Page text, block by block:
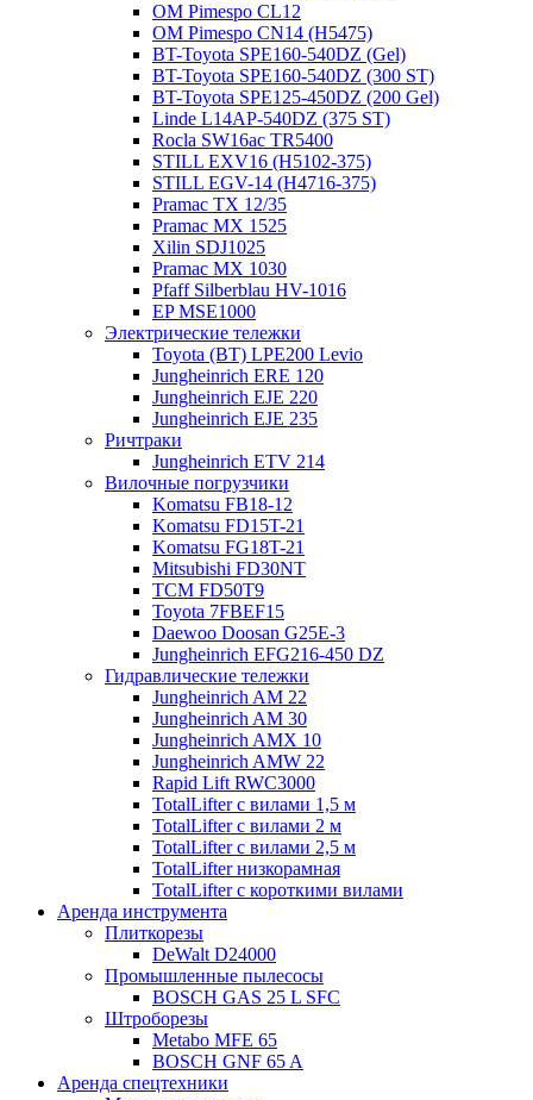
OM Pimespo CL12
OM Pimespo CN14 (Н5475)
BT-Toyota SPE160-540DZ (Gel)
BT-Toyota SPE160-540DZ (300 ST)
BT-Toyota SPE125-450DZ (200 Gel)
Linde L14AP-540DZ (375 ST)
Rocla SW16ac TR5400
STILL EXV16 (H5102-375)
STILL EGV-14 (H4716-375)
Pramac TX 12/35
Pramac MX 1525
Xilin SDJ1025
Pramac MX 1030
Pfaff Silberblau HV-1016
EP MSE1000
Электрические тележки
Toyota (BT) LPE200 Levio
Jungheinrich ERE 120
Jungheinrich EJE 220
Jungheinrich EJE 235
Ричтраки
Jungheinrich ETV 214
Вилочные погрузчики
Komatsu FB18-12
Komatsu FD15T-21
Komatsu FG18T-21
Mitsubishi FD30NT
TCM FD50T9
Toyota 7FBEF15
Daewoo Doosan G25E-3
Jungheinrich EFG216-450 DZ
Гидравлические тележки
Jungheinrich AM 22
Jungheinrich AM 30
Jungheinrich AMX 10
Jungheinrich AMW 22
Rapid Lift RWC3000
TotalLifter с вилами 1,5 м
TotalLifter с вилами 2 м
TotalLifter с вилами 2,5 м
TotalLifter низкорамная
TotalLifter с короткими вилами
Аренда инструмента
Плиткорезы
DeWalt D24000
Промышленные пылесосы
BOSCH GAS 25 L SFC
Штроборезы
Metabo MFE 65
BOSCH GNF 65 A
Аренда спецтехники